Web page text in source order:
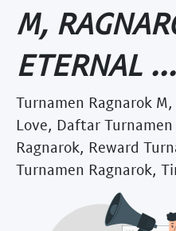
M,
ETERNAL ...
Turnamen Ragnarok
Love, Daftar
Ragnarok, Reward
Turnamen Ragnarok,